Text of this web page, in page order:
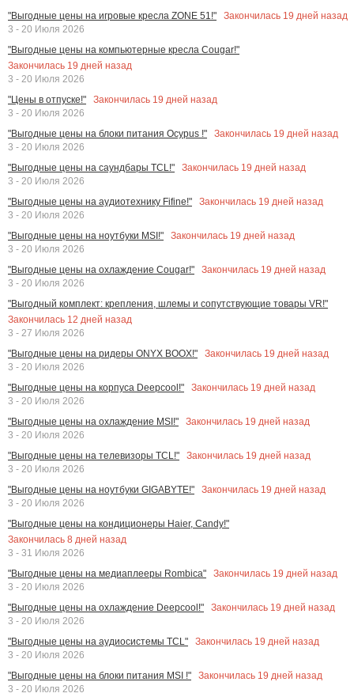
"Выгодные цены на игровые кресла ZONE 51!"
Закончилась 19 дней назад
3 - 20 Июля 2026
"Выгодные цены на компьютерные кресла Cougar!"
Закончилась 19 дней назад
3 - 20 Июля 2026
"Цены в отпуске!"
Закончилась 19 дней назад
3 - 20 Июля 2026
"Выгодные цены на блоки питания Ocypus !"
Закончилась 19 дней назад
3 - 20 Июля 2026
"Выгодные цены на саундбары TCL!"
Закончилась 19 дней назад
3 - 20 Июля 2026
"Выгодные цены на аудиотехнику Fifine!"
Закончилась 19 дней назад
3 - 20 Июля 2026
"Выгодные цены на ноутбуки MSI!"
Закончилась 19 дней назад
3 - 20 Июля 2026
"Выгодные цены на охлаждение Cougar!"
Закончилась 19 дней назад
3 - 20 Июля 2026
"Выгодный комплект: крепления, шлемы и сопутствующие товары VR!"
Закончилась 12 дней назад
3 - 27 Июля 2026
"Выгодные цены на ридеры ONYX BOOX!"
Закончилась 19 дней назад
3 - 20 Июля 2026
"Выгодные цены на корпуса Deepcool!"
Закончилась 19 дней назад
3 - 20 Июля 2026
"Выгодные цены на охлаждение MSI!"
Закончилась 19 дней назад
3 - 20 Июля 2026
"Выгодные цены на телевизоры TCL!"
Закончилась 19 дней назад
3 - 20 Июля 2026
"Выгодные цены на ноутбуки GIGABYTE!"
Закончилась 19 дней назад
3 - 20 Июля 2026
"Выгодные цены на кондиционеры Haier, Candy!"
Закончилась 8 дней назад
3 - 31 Июля 2026
"Выгодные цены на медиаплееры Rombica"
Закончилась 19 дней назад
3 - 20 Июля 2026
"Выгодные цены на охлаждение Deepcool!"
Закончилась 19 дней назад
3 - 20 Июля 2026
"Выгодные цены на аудиосистемы TCL"
Закончилась 19 дней назад
3 - 20 Июля 2026
"Выгодные цены на блоки питания MSI !"
Закончилась 19 дней назад
3 - 20 Июля 2026